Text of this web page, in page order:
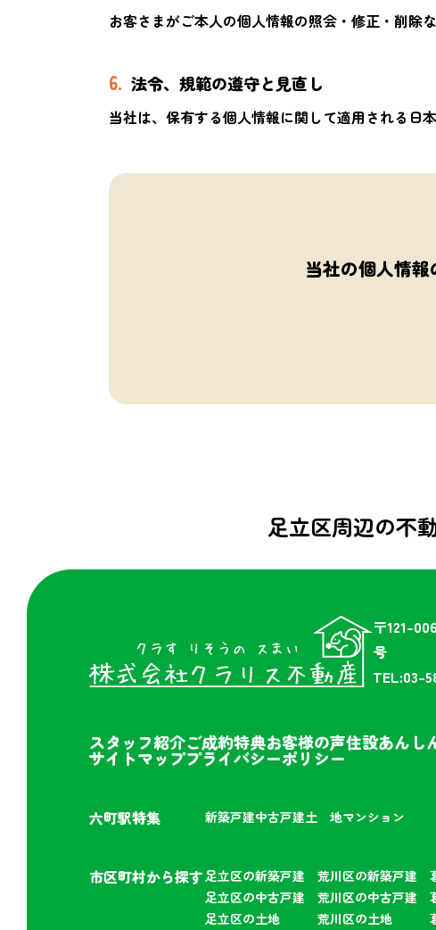
お客さまがご本人の個人情報の照会・修正・削除
6. 法令、規範の遵守と見直し
当社は、保有する個人情報に関して適用される日
当社の個人情
足立区周辺の不
〒121-
号
TEL:03-
スタッフ紹介ご成約特典お客様の声住設あんし
サイトマッププライバシーポリシー
六町駅特集 新築戸建中古戸建土 地マンション
市区町村から探す足立区の新築戸建
足立区の中古戸建
足立区の土地
荒川区の新築戸建
荒川区の中古戸建
荒川区の土地